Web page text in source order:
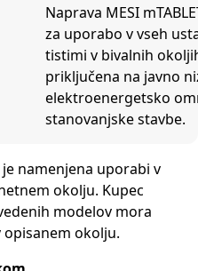
Naprava MESI
za uporabo v vseh
tistimi v bivalnih
priključena na javno
elektroenergetsko
stanovanjske stavbe.
je namenjena uporabi v
okolju. Kupec
modelov mora
okolju.